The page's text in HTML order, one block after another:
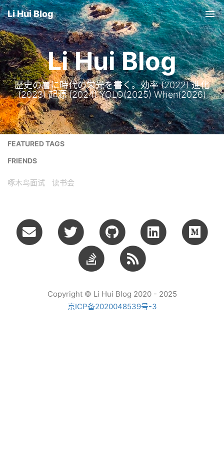
Li Hui Blog
Li Hui Blog
歴史の層に時代の栄光を書く。効率 (2022) 進化
(2023) 起源 (2024) YOLO(2025) When(2026)
FEATURED TAGS
FRIENDS
啄木鸟面试 读书会
Copyright © Li Hui Blog 2020 - 2025
京ICP备2020048539号-3